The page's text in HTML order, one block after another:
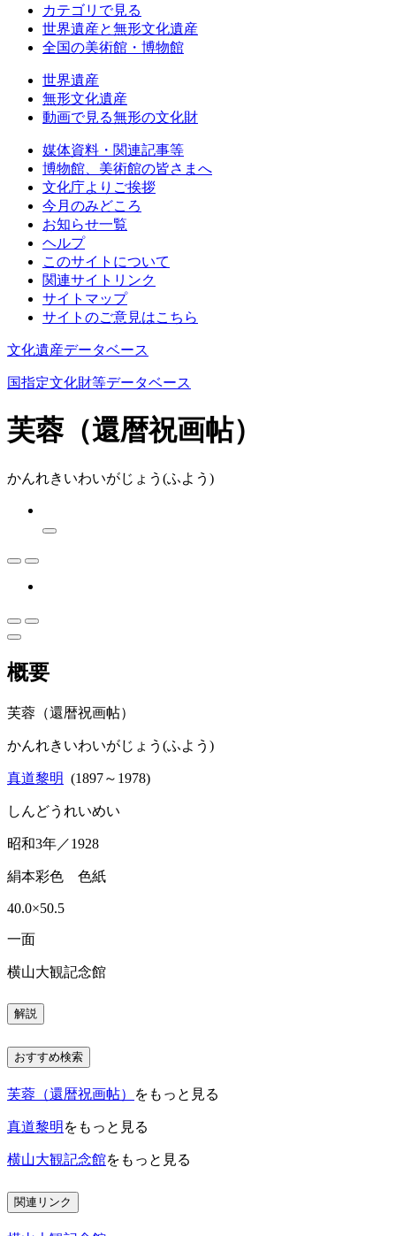
カテゴリで見る
世界遺産と無形文化遺産
全国の美術館・博物館
世界遺産
無形文化遺産
動画で見る無形の文化財
媒体資料・関連記事等
博物館、美術館の皆さまへ
文化庁よりご挨拶
今月のみどころ
お知らせ一覧
ヘルプ
このサイトについて
関連サイトリンク
サイトマップ
サイトのご意見はこちら
文化遺産データベース
国指定文化財等データベース
芙蓉（還暦祝画帖）
かんれきいわいがじょう(ふよう)
概要
芙蓉（還暦祝画帖）
かんれきいわいがじょう(ふよう)
真道黎明 (1897～1978)
しんどうれいめい
昭和3年／1928
絹本彩色 色紙
40.0×50.5
一面
横山大観記念館
解説
おすすめ検索
芙蓉（還暦祝画帖） をもっと見る
真道黎明 をもっと見る
横山大観記念館をもっと見る
関連リンク